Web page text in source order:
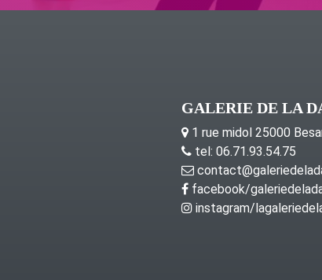
GALERIE DE LA
1 rue midol 25000
tel: 06.71.93.54.75
facebook/
instagram/